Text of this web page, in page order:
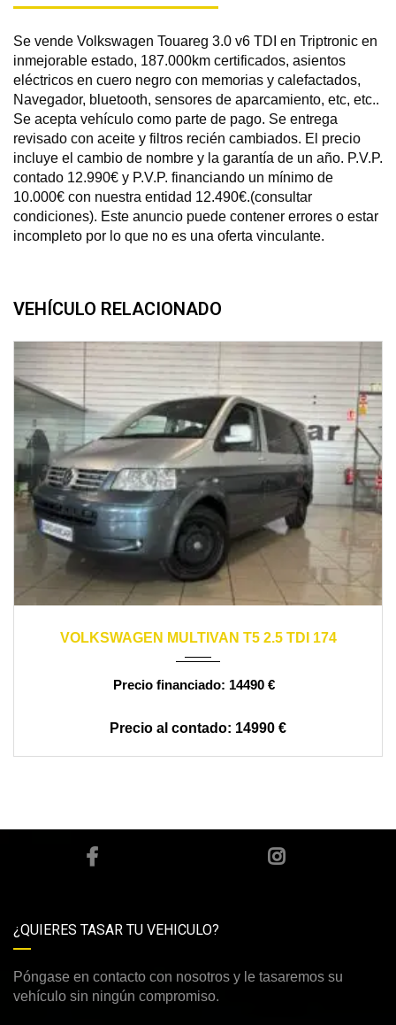
Se vende Volkswagen Touareg 3.0 v6 TDI en Triptronic en
inmejorable estado, 187.000km certificados, asientos
eléctricos en cuero negro con memorias y calefactados,
Navegador, bluetooth, sensores de aparcamiento, etc, etc..
Se acepta vehículo como parte de pago. Se entrega
revisado con aceite y filtros recién cambiados. El precio
incluye el cambio de nombre y la garantía de un año. P.V.P.
contado 12.990€ y P.V.P. financiando un mínimo de
10.000€ con nuestra entidad 12.490€.(consultar
condiciones). Este anuncio puede contener errores o estar
incompleto por lo que no es una oferta vinculante.
VEHÍCULO RELACIONADO
VOLKSWAGEN MULTIVAN T5 2.5 TDI 174
14490 €
14990 €
¿QUIERES TASAR TU VEHICULO?
Póngase en contacto con nosotros y le tasaremos su
vehículo sin ningún compromiso.